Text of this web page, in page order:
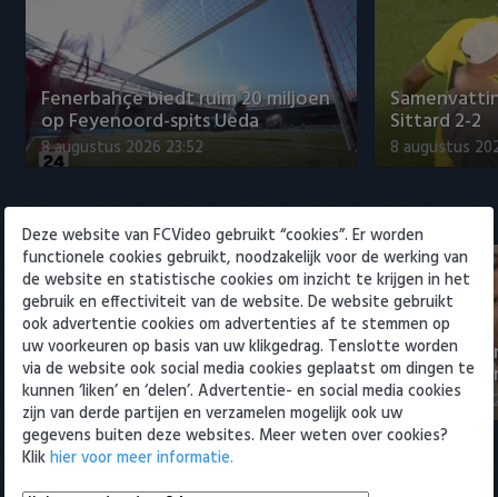
Willem II
Fenerbahçe biedt ruim 20 miljoen
op Feyenoord-spits Ueda
8 augustus 2026 23:52
Sittard 2-2
8 augustus
Eredivisie
NEC-directeur over transfer Sano
naar PSV: 'Afspraken gesch…
9 augustus 2026 12:25
Eredivisie-
Spanje om
9 augustus
Samenvattingen Eredivisie
Deze website van FCVideo gebruikt “cookies”. Er worden
functionele cookies gebruikt, noodzakelijk voor de werking van
de website en statistische cookies om inzicht te krijgen in het
gebruik en effectiviteit van de website. De website gebruikt
ook advertentie cookies om advertenties af te stemmen op
uw voorkeuren op basis van uw klikgedrag. Tenslotte worden
via de website ook social media cookies geplaatst om dingen te
kunnen ‘liken’ en ‘delen’. Advertentie- en social media cookies
zijn van derde partijen en verzamelen mogelijk ook uw
gegevens buiten deze websites. Meer weten over cookies?
Klikhier voor meer informatie.